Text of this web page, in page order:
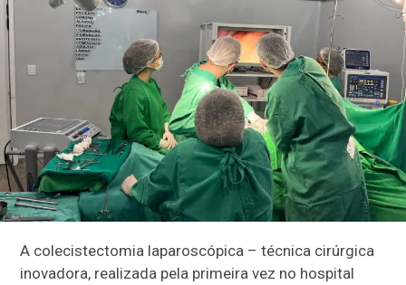
A colecistectomia laparoscópica – técnica cirúrgica
inovadora, realizada pela primeira vez no hospital